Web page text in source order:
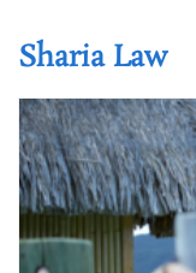
Sharia Law